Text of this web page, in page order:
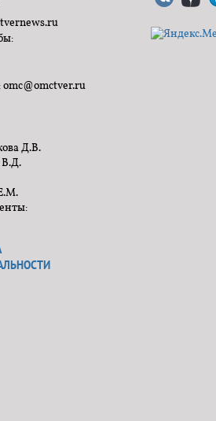
Д.В.
В.Д.